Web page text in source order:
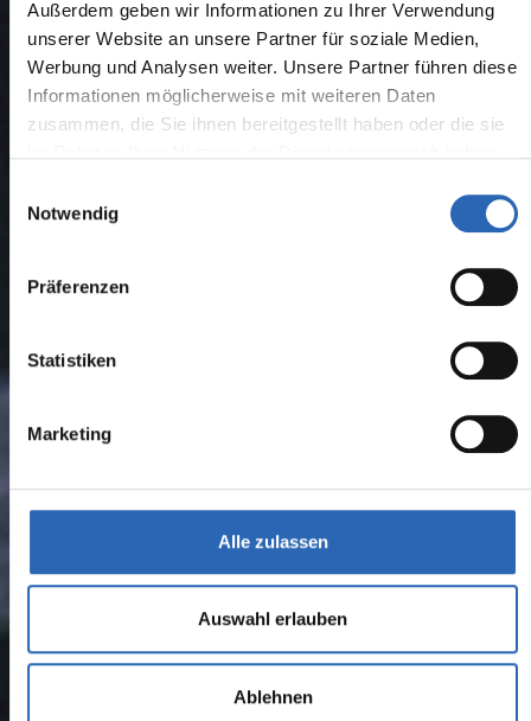
Außerdem geben wir Informationen zu Ihrer Verwendung
unserer Website an unsere Partner für soziale Medien,
Werbung und Analysen weiter. Unsere Partner führen diese
Informationen möglicherweise mit weiteren Daten
zusammen, die Sie ihnen bereitgestellt haben oder die sie
Notwendig
Präferenzen
Statistiken
Marketing
Alle zulassen
Auswahl erlauben
Ablehnen